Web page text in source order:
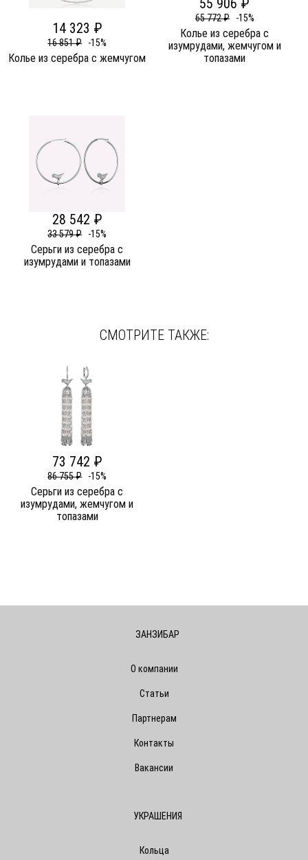
14 323 ₽
16 851 ₽ -15%
Колье из серебра c жемчугом
55 906 ₽
65 772 ₽ -15%
Колье из серебра c
изумрудами, жемчугом и
топазами
28 542 ₽
33 579 ₽ -15%
Серьги из серебра c
изумрудами и топазами
СМОТРИТЕ ТАКЖЕ:
73 742 ₽
86 755 ₽ -15%
Серьги из серебра c
изумрудами, жемчугом и
топазами
ЗАНЗИБАР
О компании
Статьи
Партнерам
Контакты
Вакансии
УКРАШЕНИЯ
Кольца